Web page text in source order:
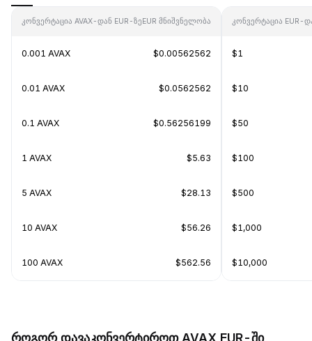
კონვერტაცია AVAX-დან EUR-ზეEUR მნიშვნელობა
0.001 AVAX $0.00562562
0.01 AVAX $0.0562562
0.1 AVAX $0.56256199
1 AVAX $5.63
5 AVAX $28.13
10 AVAX $56.26
100 AVAX $562.56
კონვერტაცია EUR-
$1
$10
$50
$100
$500
$1,000
$10,000
როგორ დავაკონვერტიროთ AVAX EUR-ში